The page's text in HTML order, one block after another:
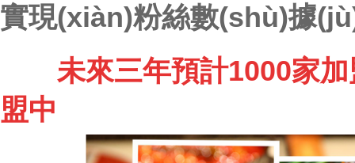
實現(xiàn)粉絲數(shù)據
未來三年預計1000家
盟中